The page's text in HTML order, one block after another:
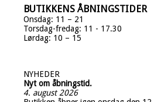
BUTIKKENS ÅBNINGSTIDER
Onsdag: 11 – 21
Torsdag-fredag: 11 - 17.30
Lørdag: 10 – 15
NYHEDER
Nyt om åbningstid.
4. august 2026